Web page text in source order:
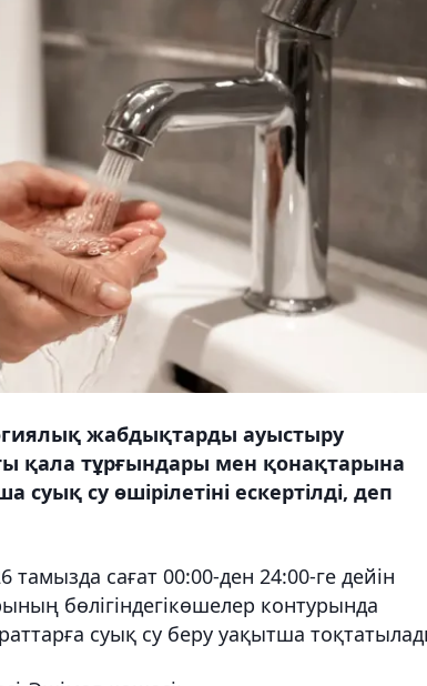
жабдықтарды ауыстыру
қала тұрғындары мен қонақтарына
су өшірілетіні ескертілді, деп
сағат 00:00-ден 24:00-ге дейін
бөлігіндегікөшелер контурында
суық су беру уақытша